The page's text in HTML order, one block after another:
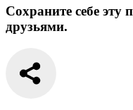
Сохраните себе эту
друзьями.